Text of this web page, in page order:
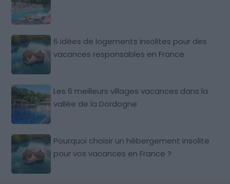
6 idées de logements insolites pour des
vacances responsables en France
Les 6 meilleurs villages vacances dans la
vallée de la Dordogne
Pourquoi choisir un hébergement insolite
pour vos vacances en France ?